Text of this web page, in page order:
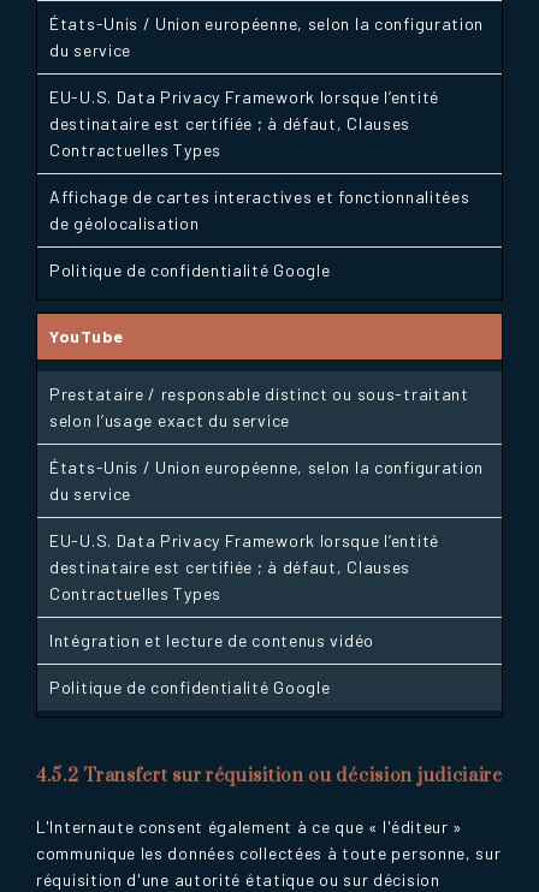
États-Unis / Union européenne, selon la configuration
du service
EU-U.S. Data Privacy Framework lorsque l’entité
destinataire est certifiée ; à défaut, Clauses
Contractuelles Types
Affichage de cartes interactives et fonctionnalitées
de géolocalisation
Politique de confidentialité Google
YouTube
Prestataire / responsable distinct ou sous-traitant
selon l’usage exact du service
États-Unis / Union européenne, selon la configuration
du service
EU-U.S. Data Privacy Framework lorsque l’entité
destinataire est certifiée ; à défaut, Clauses
Contractuelles Types
Intégration et lecture de contenus vidéo
Politique de confidentialité Google
4.5.2 Transfert sur réquisition ou décision judiciaire
L'Internaute consent également à ce que « l'éditeur »
communique les données collectées à toute personne, sur
réquisition d'une autorité étatique ou sur décision